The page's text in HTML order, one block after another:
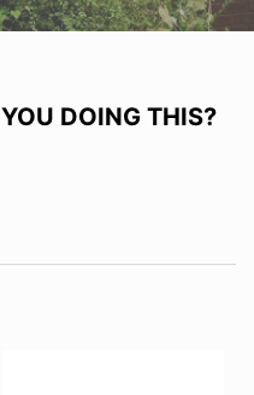
DOING THIS?